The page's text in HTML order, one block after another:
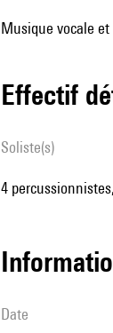
Musique vocale
effectif
Soliste(s)
4
date